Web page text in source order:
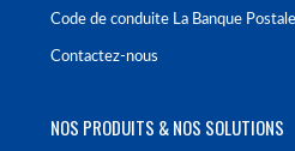
Code de conduite La Banque Postale
Contactez-nous
NOS PRODUITS & NOS SOLUTIONS